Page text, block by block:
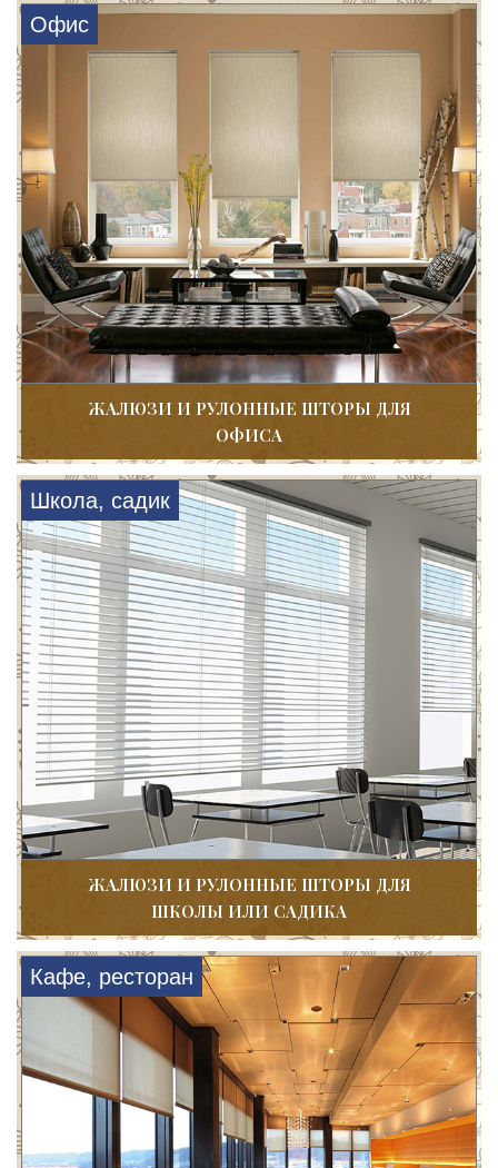
Офис
ЖАЛЮЗИ И РУЛОННЫЕ ШТОРЫ ДЛЯ
ОФИСА
Школа, садик
ЖАЛЮЗИ И РУЛОННЫЕ ШТОРЫ ДЛЯ
ШКОЛЫ ИЛИ САДИКА
Кафе, ресторан